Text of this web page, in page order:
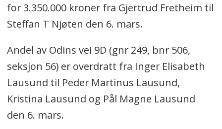
for 3.350.000 kroner fra Gjertrud Fretheim til
Steffan T Njøten den 6. mars.
Andel av Odins vei 9D (gnr 249, bnr 506,
seksjon 56) er overdratt fra Inger Elisabeth
Lausund til Peder Martinus Lausund,
Kristina Lausund og Pål Magne Lausund
den 6. mars.